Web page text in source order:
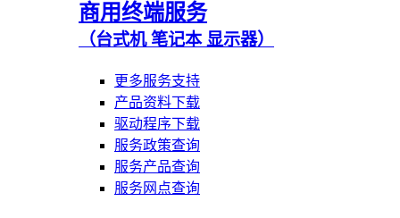
商用终端服务
（台式机 笔记本 显示器）
更多服务支持
产品资料下载
驱动程序下载
服务政策查询
服务产品查询
服务网点查询